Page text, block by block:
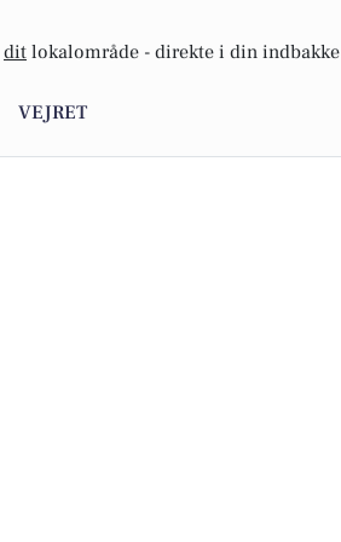
dit lokalområde - direkte i din indbakke
VEJRET